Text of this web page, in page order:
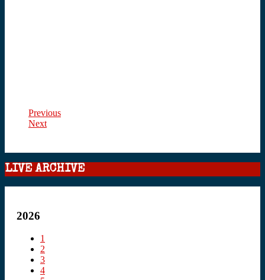
Previous
Next
LIVE ARCHIVE
2026
1
2
3
4